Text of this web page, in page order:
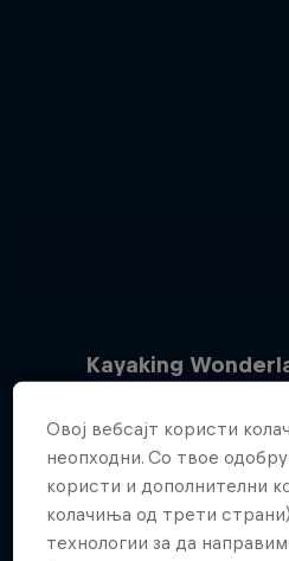
Kayaking
34
Овој вебсајт користи
неопходни. Со твое
користи и дополнителни
колачиња од трети
технологии за да